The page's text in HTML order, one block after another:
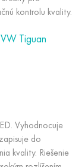
kontrolu kvality.
Tiguan
Vyhodnocuje
do
kvality. Riešenie